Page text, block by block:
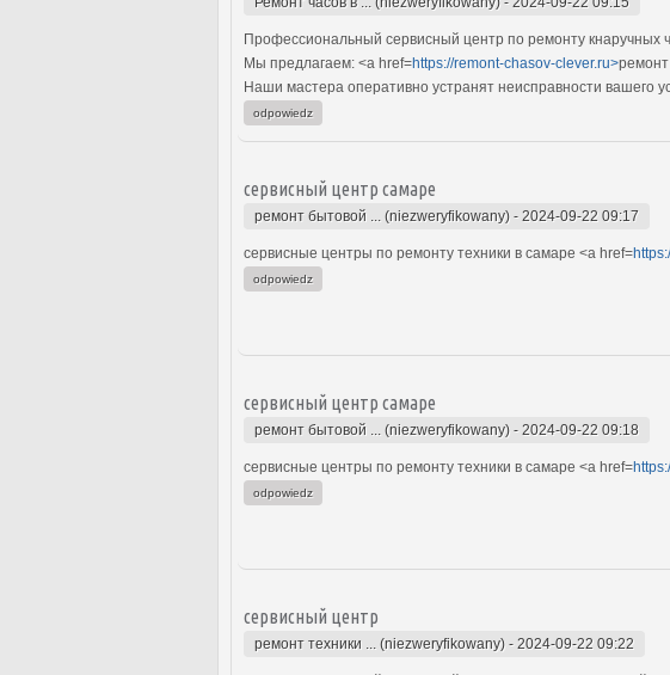
Профессиональный сервисный центр по ремонту кнаручных
Мы предлагаем: <a href=https://remont-chasov-clever.ru>
Наши мастера оперативно устранят неисправности вашего
odpowiedz
сервисный центр самаре
ремонт бытовой ... (niezweryfikowany) - 2024-09-22 09:17
сервисные центры по ремонту техники в самаре <a href=
odpowiedz
сервисный центр самаре
ремонт бытовой ... (niezweryfikowany) - 2024-09-22 09:18
сервисные центры по ремонту техники в самаре <a href=
odpowiedz
сервисный центр
ремонт техники ... (niezweryfikowany) - 2024-09-22 09:22